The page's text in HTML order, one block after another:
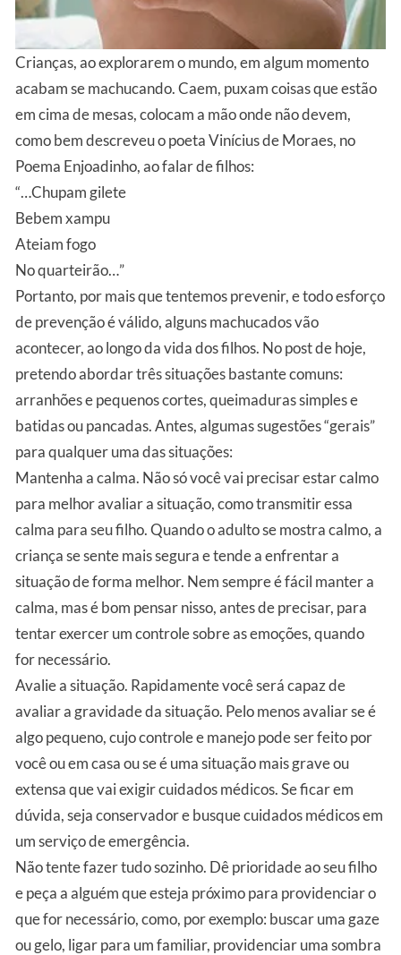
Crianças, ao explorarem o mundo, em algum momento
acabam se machucando. Caem, puxam coisas que estão
em cima de mesas, colocam a mão onde não devem,
como bem descreveu o poeta Vinícius de Moraes, no
Poema Enjoadinho, ao falar de filhos:
“…Chupam gilete
Bebem xampu
Ateiam fogo
No quarteirão…”
Portanto, por mais que tentemos prevenir, e todo esforço
de prevenção é válido, alguns machucados vão
acontecer, ao longo da vida dos filhos. No post de hoje,
pretendo abordar três situações bastante comuns:
arranhões e pequenos cortes, queimaduras simples e
batidas ou pancadas. Antes, algumas sugestões “gerais”
para qualquer uma das situações:
Mantenha a calma. Não só você vai precisar estar calmo
para melhor avaliar a situação, como transmitir essa
calma para seu filho. Quando o adulto se mostra calmo, a
criança se sente mais segura e tende a enfrentar a
situação de forma melhor. Nem sempre é fácil manter a
calma, mas é bom pensar nisso, antes de precisar, para
tentar exercer um controle sobre as emoções, quando
for necessário.
Avalie a situação. Rapidamente você será capaz de
avaliar a gravidade da situação. Pelo menos avaliar se é
algo pequeno, cujo controle e manejo pode ser feito por
você ou em casa ou se é uma situação mais grave ou
extensa que vai exigir cuidados médicos. Se ficar em
dúvida, seja conservador e busque cuidados médicos em
um serviço de emergência.
Não tente fazer tudo sozinho. Dê prioridade ao seu filho
e peça a alguém que esteja próximo para providenciar o
que for necessário, como, por exemplo: buscar uma gaze
ou gelo, ligar para um familiar, providenciar uma sombra